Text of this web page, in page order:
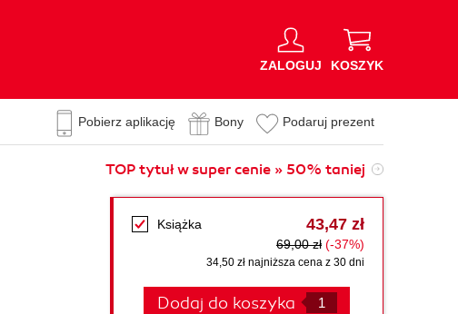
ZALOGUJ KOSZYK
Pobierz aplikację Bony Podaruj prezent
TOP tytuł w super cenie » 50% taniej
Książka 43,47 zł
69,00 zł (-37%)
34,50 zł najniższa cena z 30 dni
Dodaj do koszyka